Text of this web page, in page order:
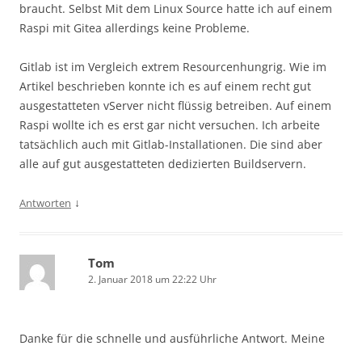
braucht. Selbst Mit dem Linux Source hatte ich auf einem
Raspi mit Gitea allerdings keine Probleme.
Gitlab ist im Vergleich extrem Resourcenhungrig. Wie im
Artikel beschrieben konnte ich es auf einem recht gut
ausgestatteten vServer nicht flüssig betreiben. Auf einem
Raspi wollte ich es erst gar nicht versuchen. Ich arbeite
tatsächlich auch mit Gitlab-Installationen. Die sind aber
alle auf gut ausgestatteten dedizierten Buildservern.
Antworten ↓
Tom
2. Januar 2018 um 22:22 Uhr
Danke für die schnelle und ausführliche Antwort. Meine